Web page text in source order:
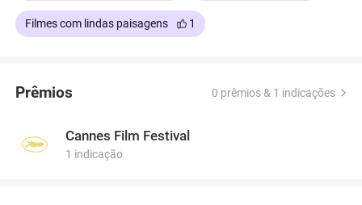
Filmes com lindas paisagens 1
Prêmios 0 prêmios & 1 indicações
Cannes Film Festival
1 indicação